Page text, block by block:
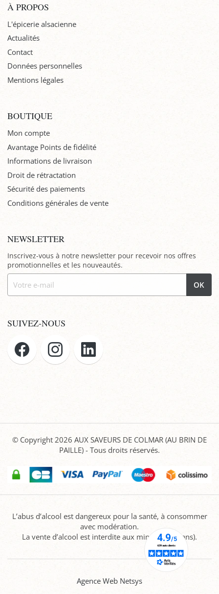
À PROPOS
L'épicerie alsacienne
Actualités
Contact
Données personnelles
Mentions légales
BOUTIQUE
Mon compte
Avantage Points de fidélité
Informations de livraison
Droit de rétractation
Sécurité des paiements
Conditions générales de vente
NEWSLETTER
Inscrivez-vous à notre newsletter pour recevoir nos offres
promotionnelles et les nouveautés.
OK
SUIVEZ-NOUS
© Copyright 2026 AUX SAVEURS DE COLMAR (AU BRIN DE
PAILLE) - Tous droits réservés.
L’abus d’alcool est dangereux pour la santé, à consommer
avec modération.
La vente d’alcool est interdite aux mineurs (-18 ans).
Agence Web Netsys